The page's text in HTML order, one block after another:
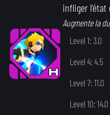
infliger
Augmente la
Level 1: 3.0
Level 4: 4.5
Level 7: 11.0
Level 10: 14.0